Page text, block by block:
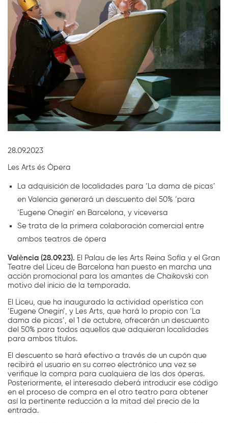
28.09.2023
Les Arts és Òpera
La adquisición de localidades para ‘La dama de picas’
en Valencia generará un descuento del 50% ‘para
‘Eugene Onegin’ en Barcelona, y viceversa
Se trata de la primera colaboración comercial entre
ambos teatros de ópera
València (28.09.23). El Palau de les Arts Reina Sofía y el Gran
Teatre del Liceu de Barcelona han puesto en marcha una
acción promocional para los amantes de Chaikovski con
motivo del inicio de la temporada.
El Liceu, que ha inaugurado la actividad operística con
‘Eugene Onegin’, y Les Arts, que hará lo propio con ‘La
dama de picas’, el 1 de octubre, ofrecerán un descuento
del 50% para todos aquellos que adquieran localidades
para ambos títulos.
El descuento se hará efectivo a través de un cupón que
recibirá el usuario en su correo electrónico una vez se
verifique la compra para cualquiera de las dos óperas.
Posteriormente, el interesado deberá introducir ese código
en el proceso de compra en el otro teatro para obtener
así la pertinente reducción a la mitad del precio de la
entrada.